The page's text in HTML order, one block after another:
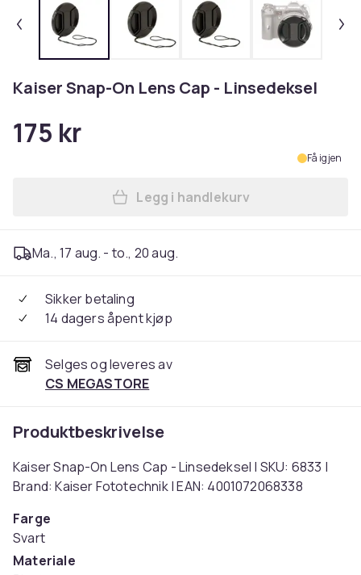
Kaiser Snap-On Lens Cap - Linsedeksel
175 kr
Få igjen
Legg Kaiser Snap-On Lens
Legg i handlekurv
Ma., 17 aug. - to., 20 aug.
Sikker betaling
14 dagers åpent kjøp
Selges og leveres av
CS MEGASTORE
Produktbeskrivelse
Kaiser Snap-On Lens Cap - Linsedeksel | SKU: 6833 |
Brand: Kaiser Fototechnik | EAN: 4001072068338
Farge
Svart
Materiale